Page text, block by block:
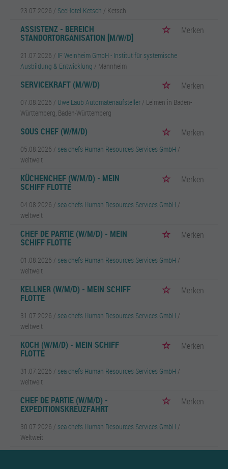
23.07.2026 / SeeHotel Ketsch / Ketsch
ASSISTENZ - BEREICH
STANDORTORGANISATION [M/W/D]
Merken
21.07.2026 / IF Weinheim GmbH - Institut für systemische
Ausbildung & Entwicklung / Mannheim
SERVICEKRAFT (M/W/D) Merken
07.08.2026 / Uwe Laub Automatenaufsteller / Leimen in Baden-
Württemberg, Baden-Württemberg
SOUS CHEF (W/M/D) Merken
05.08.2026 / sea chefs Human Resources Services GmbH /
weltweit
KÜCHENCHEF (W/M/D) - MEIN
SCHIFF FLOTTE
Merken
04.08.2026 / sea chefs Human Resources Services GmbH /
weltweit
CHEF DE PARTIE (W/M/D) - MEIN
SCHIFF FLOTTE
Merken
01.08.2026 / sea chefs Human Resources Services GmbH /
weltweit
KELLNER (W/M/D) - MEIN SCHIFF
FLOTTE
Merken
31.07.2026 / sea chefs Human Resources Services GmbH /
weltweit
KOCH (W/M/D) - MEIN SCHIFF
FLOTTE
Merken
31.07.2026 / sea chefs Human Resources Services GmbH /
weltweit
CHEF DE PARTIE (W/M/D) -
EXPEDITIONSKREUZFAHRT
Merken
30.07.2026 / sea chefs Human Resources Services GmbH /
Weltweit